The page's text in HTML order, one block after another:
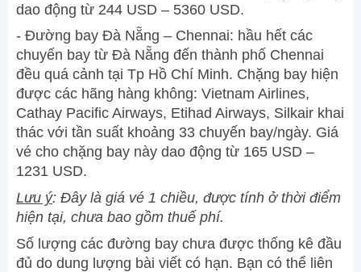
dao động từ 244 USD – 5360 USD.
- Đường bay Đà Nẵng – Chennai: hầu hết các
chuyến bay từ Đà Nẵng đến thành phố Chennai
đều quá cảnh tại Tp Hồ Chí Minh. Chặng bay hiện
được các hãng hàng không: Vietnam Airlines,
Cathay Pacific Airways, Etihad Airways, Silkair khai
thác với tần suất khoảng 33 chuyến bay/ngày. Giá
vé cho chặng bay này dao động từ 165 USD –
1231 USD.
Lưu ý: Đây là giá vé 1 chiều, được tính ở thời điểm
hiện tại, chưa bao gồm thuế phí.
Số lượng các đường bay chưa được thống kê đầu
đủ do dung lượng bài viết có hạn. Bạn có thể liên